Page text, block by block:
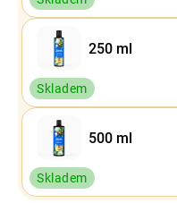
250 ml
Skladem
500 ml
Skladem